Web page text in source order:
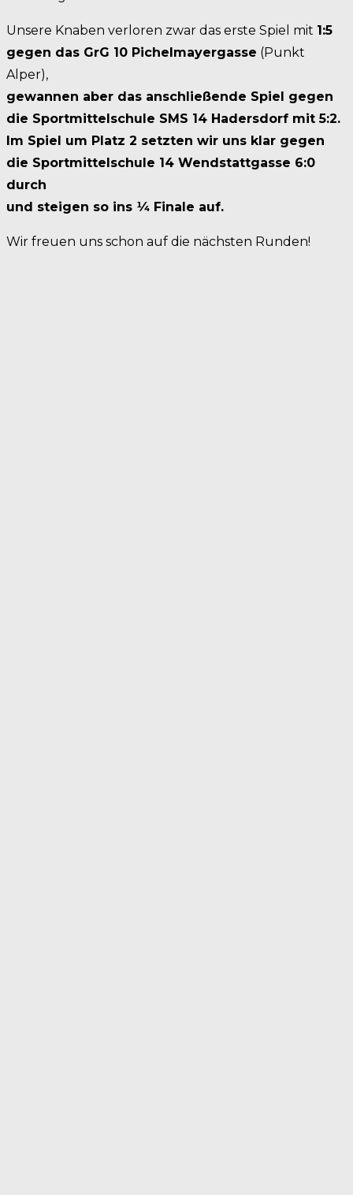
Unsere Knaben verloren zwar das erste Spiel mit 1:5
gegen das GrG 10 Pichelmayergasse (Punkt
Alper),
gewannen aber das anschließende Spiel gegen
die Sportmittelschule SMS 14 Hadersdorf mit 5:2.
Im Spiel um Platz 2 setzten wir uns klar gegen
die Sportmittelschule 14 Wendstattgasse 6:0
durch
und steigen so ins ¼ Finale auf.
Wir freuen uns schon auf die nächsten Runden!